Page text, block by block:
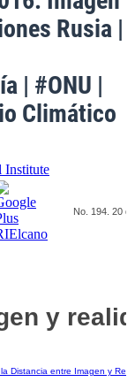
Rusia |
| #ONU |
Climático